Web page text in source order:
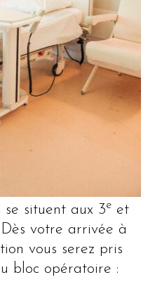
se situent aux 3e et
votre arrivée à
vous serez pris
bloc opératoire :